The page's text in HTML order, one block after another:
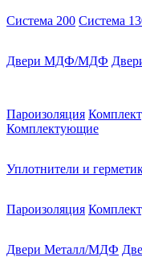
Система 200 Система
Двери МДФ/МДФ
Пароизоляция
Комплектующие
Уплотнители и
Пароизоляция
Двери Металл/МДФ